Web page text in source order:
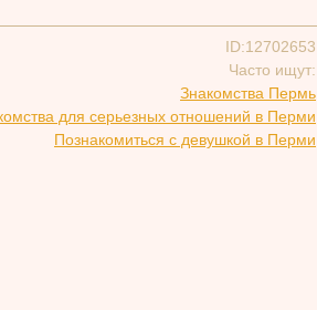
ID:12702653
Часто ищут:
Знакомства Пермь
для серьезных отношений в Перми
Познакомиться с девушкой в Перми